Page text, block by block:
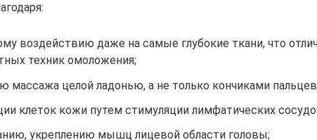
воздействию даже на самые глубокие ткани, что
техник омоложения;
массажа целой ладонью, а не только кончиками
клеток кожи путем стимуляции лимфатических
укреплению мышц лицевой области головы;